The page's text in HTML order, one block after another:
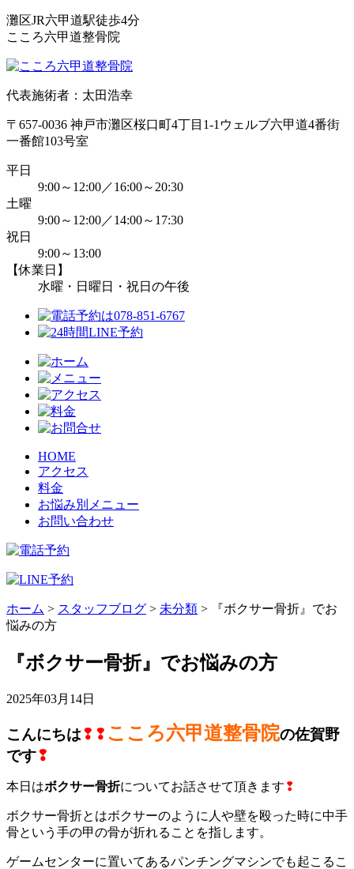
灘区JR六甲道駅徒歩4分
こころ六甲道整骨院
代表施術者：太田浩幸
〒657-0036 神戸市灘区桜口町4丁目1-1ウェルブ六甲道4番街
一番館103号室
平日
9:00～12:00／16:00～20:30
土曜
9:00～12:00／14:00～17:30
祝日
9:00～13:00
【休業日】
水曜・日曜日・祝日の午後
HOME
アクセス
料金
お悩み別メニュー
お問い合わせ
ホーム > スタッフブログ > 未分類 >
『ボクサー骨折』でお
悩みの方
『ボクサー骨折』でお悩みの方
2025年03月14日
こんにちは❢❢ こころ六甲道整骨院の佐賀野
です❢
本日はボクサー骨折についてお話させて頂きます ❢
ボクサー骨折とはボクサーのように人や壁を殴った時に中手
骨という手の甲の骨が折れることを指します。
ゲームセンターに置いてあるパンチングマシンでも起こるこ